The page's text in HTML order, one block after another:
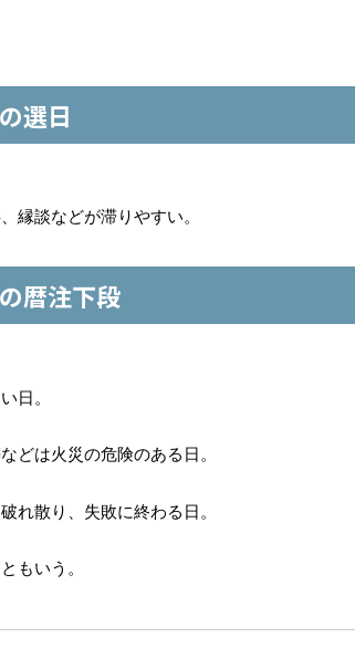
選日
縁談などが滞りやすい。
暦注下段
日。
どは火災の危険のある日。
れ散り、失敗に終わる日。
もいう。